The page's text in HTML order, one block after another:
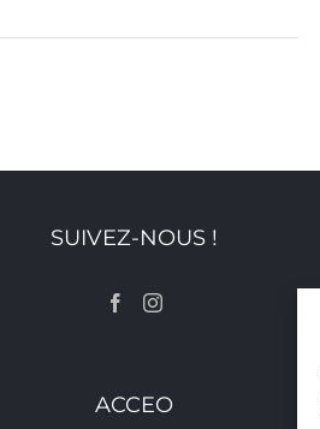
SUIVEZ-NOUS !
ACCEO